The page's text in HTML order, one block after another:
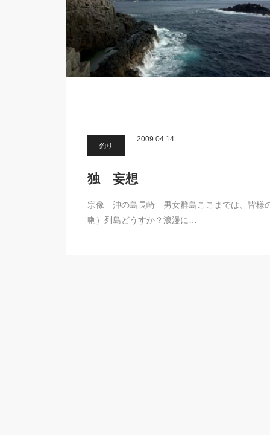
釣り
2009.04.14
独 妄想
宗像 沖の島長崎 男女群島ここまでは、皆様
喇）列島どうすか？浪漫に…